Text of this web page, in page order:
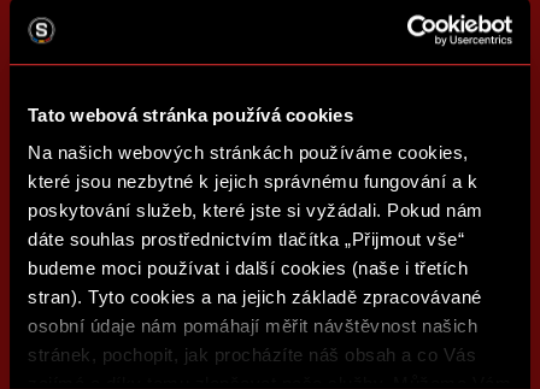
Tato webová stránka používá cookies
Na našich webových stránkách používáme cookies,
které jsou nezbytné k jejich správnému fungování a k
poskytování služeb, které jste si vyžádali. Pokud nám
dáte souhlas prostřednictvím tlačítka „Přijmout vše“
budeme moci používat i další cookies (naše i třetích
stran). Tyto cookies a na jejich základě zpracovávané
osobní údaje nám pomáhají měřit návštěvnost našich
stránek, pochopit, jak procházíte náš obsah a co Vás